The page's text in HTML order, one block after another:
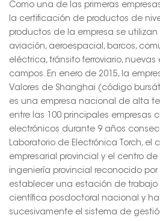
Como una de las primeras
la certificación de productos de
productos de la empresa se
aviación, aeroespacial, barcos,
eléctrica, tránsito ferroviario, nuevas
campos. En enero de 2015, la
Valores de Shanghai (código
es una empresa nacional de alta
entre las 100 principales empresas
electrónicos durante 9 años
Laboratorio de Electrónica Torch, el
empresarial provincial y el centro
ingeniería provincial reconocido por
establecer una estación de
científica posdoctoral nacional y
sucesivamente el sistema de